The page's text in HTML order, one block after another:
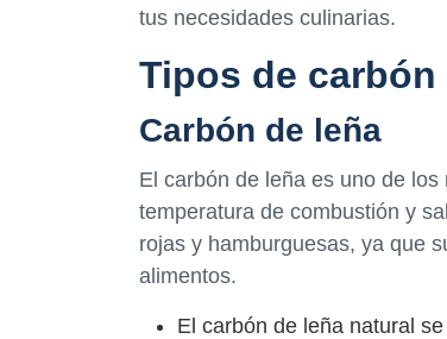
tus necesidades culinarias.
Tipos de
Carbón de leña
El carbón de leña es uno de
temperatura de combustión y
rojas y hamburguesas, ya que
alimentos.
El carbón de leña natural